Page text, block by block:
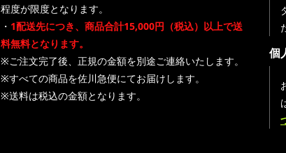
程度が限度となります。
・ 1配送先につき、商品合計15,000円（税込）以上で送
料無料となります。
※ご注文完了後、正規の金額を別途ご連絡いたします。
※すべての商品を佐川急便にてお届けします。
※送料は税込の金額となります。
個